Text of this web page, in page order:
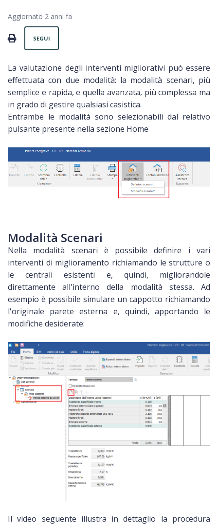
Aggiornato 2 anni fa
PRINT
SEGUI
La valutazione degli interventi migliorativi può essere
effettuata con due modalità: la modalità scenari, più
semplice e rapida, e quella avanzata, più complessa ma
in grado di gestire qualsiasi casistica.
Entrambe le modalità sono selezionabili dal relativo
pulsante presente nella sezione Home
Modalità Scenari
Nella modalità scenari è possibile definire i vari
interventi di miglioramento richiamando le strutture o
le centrali esistenti e, quindi, migliorandole
direttamente all'interno della modalità stessa. Ad
esempio è possibile simulare un cappotto richiamando
l'originale parete esterna e, quindi, apportando le
modifiche desiderate:
Il video seguente illustra in dettaglio la procedura